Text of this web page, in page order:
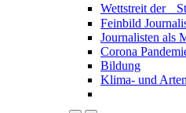
Wettstreit der
Feinbild
Journalisten als
Corona
Bildung
Klima- und